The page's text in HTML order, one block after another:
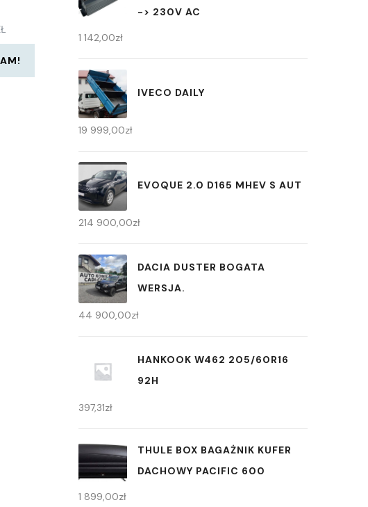
-> 230V AC
1 142,00zł
IVECO DAILY
19 999,00zł
EVOQUE 2.0 D165 MHEV S AUT
214 900,00zł
DACIA DUSTER BOGATA
WERSJA.
44 900,00zł
HANKOOK W462 205/60R16
92H
397,31zł
THULE BOX BAGAŻNIK KUFER
DACHOWY PACIFIC 600
1 899,00zł